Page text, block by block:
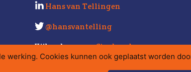
Hans van Tellingen
@hansvantelling
Kijk ook eens opStrabo.nl.
werking. Cookies kunnen ook geplaatst worden